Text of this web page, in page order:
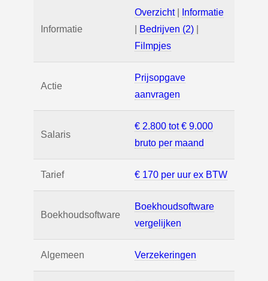
Informatie
Overzicht|
Informatie
Bedrijven (2)
Filmpjes
Actie
Prijsopgave
aanvragen
Salaris
€ 2.800 tot € 9.000
bruto per maand
Tarief € 170 per uur ex BTW
Boekhoudsoftware
Boekhoudsoftware
vergelijken
Algemeen Verzekeringen